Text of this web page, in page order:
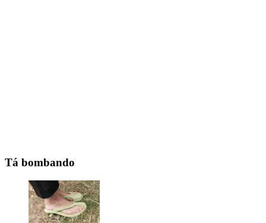
Tá bombando